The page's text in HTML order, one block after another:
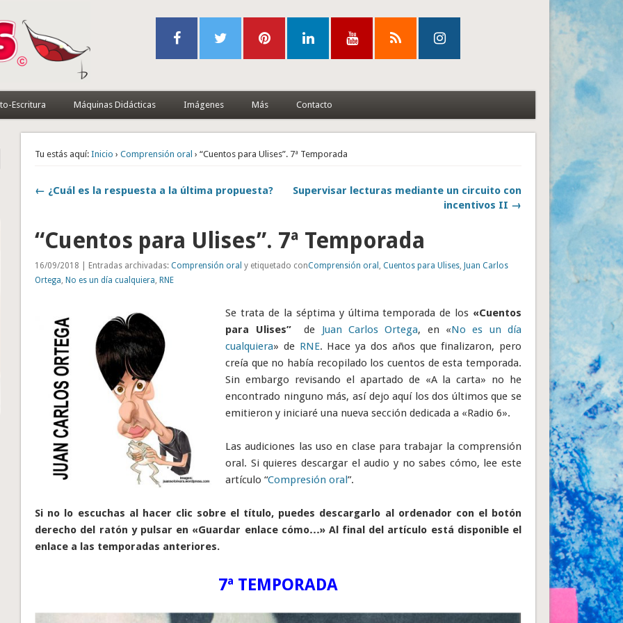
Escritura Máquinas Didácticas Imágenes Más Contacto
Tu estás aquí: Inicio ›Comprensión oral › “Cuentos para Ulises”. 7ª Temporada
← ¿Cuál es la respuesta a la última propuesta?
Supervisar lecturas mediante un circuito con
incentivos II →
“Cuentos para Ulises”. 7ª Temporada
16/09/2018 | Entradas archivadas:Comprensión oral y etiquetado conComprensión oral ,Cuentos para Ulises,Juan Carlos
Ortega,No es un día cualquiera,RNE
Se trata de la séptima y última temporada de los «Cuentos
para Ulises”de Juan Carlos Ortega, en «No es un día
cualquiera» de RNE. Hace ya dos años que finalizaron, pero
creía que no había recopilado los cuentos de esta temporada.
Sin embargo revisando el apartado de «A la carta» no he
encontrado ninguno más, así dejo aquí los dos últimos que se
emitieron y iniciaré una nueva sección dedicada a «Radio 6».
Las audiciones las uso en clase para trabajar la comprensión
oral. Si quieres descargar el audio y no sabes cómo, lee este
artículo “Compresión oral”.
Si no lo escuchas al hacer clic sobre el título, puedes descargarlo al ordenador con el botón
derecho del ratón y pulsar en «Guardar enlace cómo…» Al final del artículo está disponible el
enlace a las temporadas anteriores.
7ª TEMPORADA